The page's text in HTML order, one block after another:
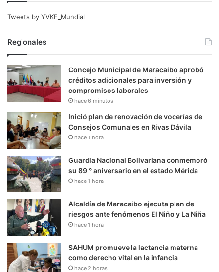
Tweets by YVKE_Mundial
Regionales
Concejo Municipal de Maracaibo aprobó
créditos adicionales para inversión y
compromisos laborales
hace 6 minutos
Inició plan de renovación de vocerías de
Consejos Comunales en Rivas Dávila
hace 1 hora
Guardia Nacional Bolivariana conmemoró
su 89.° aniversario en el estado Mérida
hace 1 hora
Alcaldía de Maracaibo ejecuta plan de
riesgos ante fenómenos El Niño y La Niña
hace 1 hora
SAHUM promueve la lactancia materna
como derecho vital en la infancia
hace 2 horas